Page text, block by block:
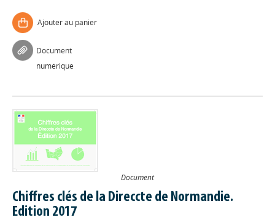
Ajouter au panier
Document
numérique
Document
Chiffres clés de la Direccte de Normandie.
Edition 2017